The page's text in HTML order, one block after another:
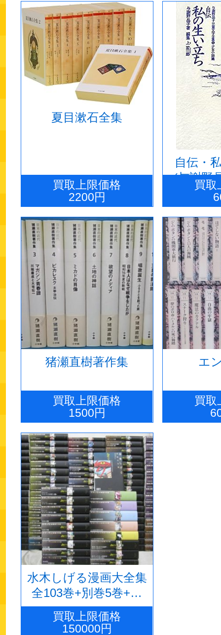
夏目漱石全集
買取上限価格
2200円
自伝・
(与謝野
全集―
買取
猪瀬直樹著作集
買取上限価格
1500円
エ
買取
水木しげる漫画大全集
全103巻+別巻5巻+補
巻5巻+名刺入+「茂鐵
新報」号外
買取上限価格
150000円